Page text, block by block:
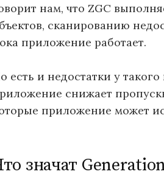
нам, что ZGC
сканированию
приложение работает.
есть и недостатки у
снижает
приложение может
значат